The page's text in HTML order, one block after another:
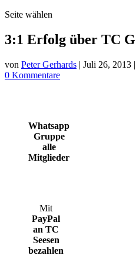
Seite wählen
3:1 Erfolg über TC
von Peter Gerhards | Juli 26, 2013 |
0 Kommentare
Whatsapp
Gruppe
alle
Mitglieder
Mit
PayPal
an TC
Seesen
bezahlen